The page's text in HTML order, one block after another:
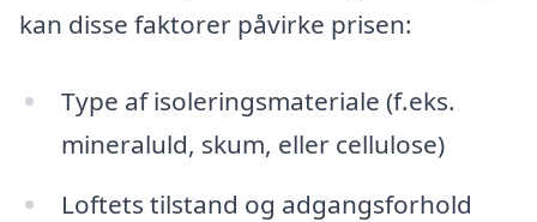
kan disse faktorer påvirke prisen:
Type af isoleringsmateriale (f.eks.
mineraluld, skum, eller cellulose)
Loftets tilstand og adgangsforhold